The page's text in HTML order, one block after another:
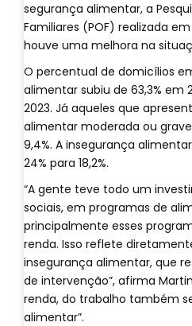
segurança alimentar, a
Familiares (POF) realizada
houve uma melhora na
O percentual de domicílios
alimentar subiu de 63,3% em
2023. Já aqueles que
alimentar moderada ou
9,4%. A insegurança
24% para 18,2%.
“A gente teve todo um
sociais, em programas de
principalmente esses
renda. Isso reflete
insegurança alimentar, que
de intervenção”, afirma
renda, do trabalho também
alimentar”.